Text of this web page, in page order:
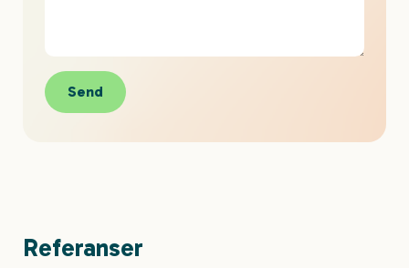
Send
Referanser